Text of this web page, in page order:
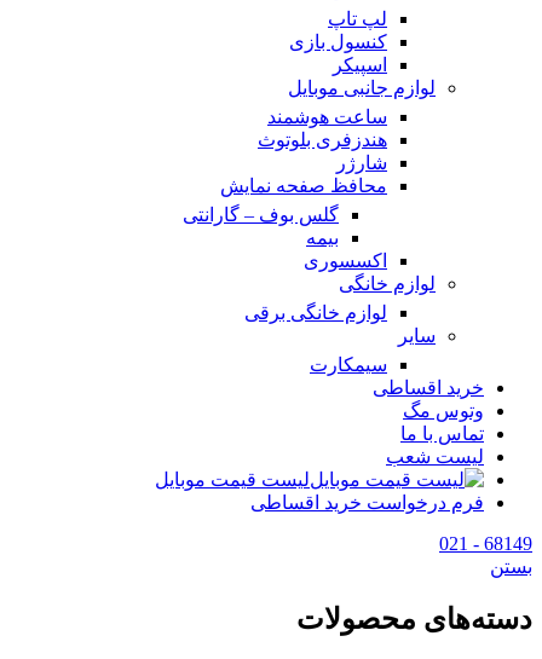
لپ تاپ
کنسول بازی
اسپیکر
لوازم جانبی موبایل
ساعت هوشمند
هندزفری بلوتوث
شارژر
محافظ صفحه نمایش
گلس بوف – گارانتی
بیمه
اکسسوری
لوازم خانگی
لوازم خانگی برقی
سایر
سیمکارت
خرید اقساطی
وتوس مگ
تماس با ما
لیست شعب
لیست قیمت موبایل
فرم درخواست خرید اقساطی
68149 - 021
بستن
دسته‌های محصولات